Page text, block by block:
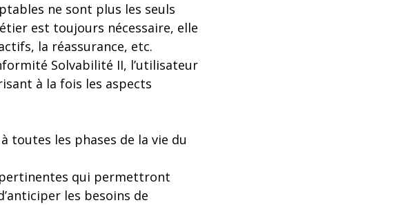
ne sont plus les seuls
est toujours nécessaire, elle
la réassurance, etc.
Solvabilité II, l’utilisateur
à la fois les aspects
toutes les phases de la vie du
qui permettront
les besoins de